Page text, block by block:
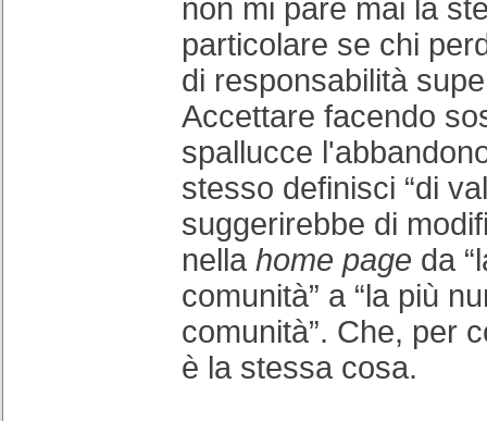
non mi pare mai la
particolare se chi
di responsabilità
Accettare facendo
spallucce
stesso definisci “di
suggerirebbe di
nella home page da
comunità” a “la più
comunità”. Che, per
è la stessa cosa.